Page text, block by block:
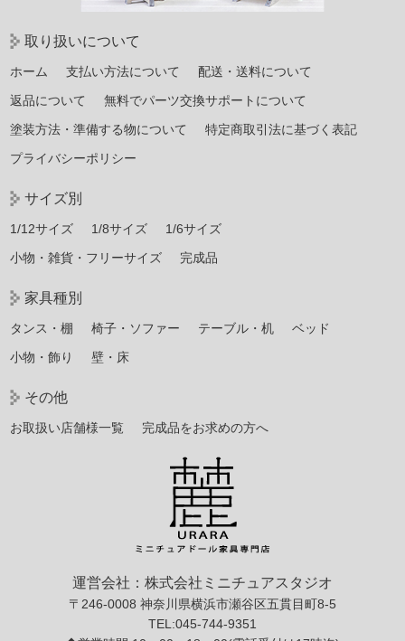
取り扱いについて
ホーム 支払い方法について
配送・送料について
返品について
無料でパーツ交換サポートについて
塗装方法・準備する物について
特定商取引法に基づく表記
プライバシーポリシー
サイズ別
1/12サイズ 1/8サイズ
1/6サイズ
小物・雑貨・フリーサイズ
完成品
家具種別
タンス・棚 椅子・ソファー テーブル・机
ベッド
小物・飾り
壁・床
その他
お取扱い店舗様一覧 完成品をお求めの方へ
運営会社：株式会社ミニチュアスタジオ
〒246-0008 神奈川県横浜市瀬谷区五貫目町8-5
TEL:045-744-9351